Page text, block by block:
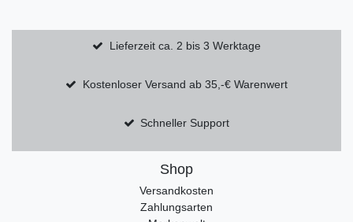
Lieferzeit ca. 2 bis 3 Werktage
Kostenloser Versand ab 35,-€ Warenwert
Schneller Support
Shop
Versandkosten
Zahlungsarten